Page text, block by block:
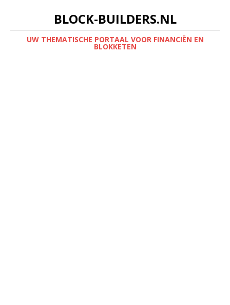
BLOCK-BUILDERS.NL
UW THEMATISCHE PORTAAL VOOR FINANCIËN EN
BLOKKETEN